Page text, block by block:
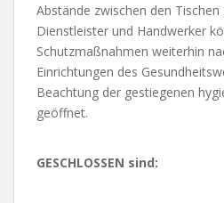
Abstände zwischen den
Dienstleister und Handwerker
Schutzmaßnahmen weiterhin
Einrichtungen des
Beachtung der gestiegenen
geöffnet.
GESCHLOSSEN sind: